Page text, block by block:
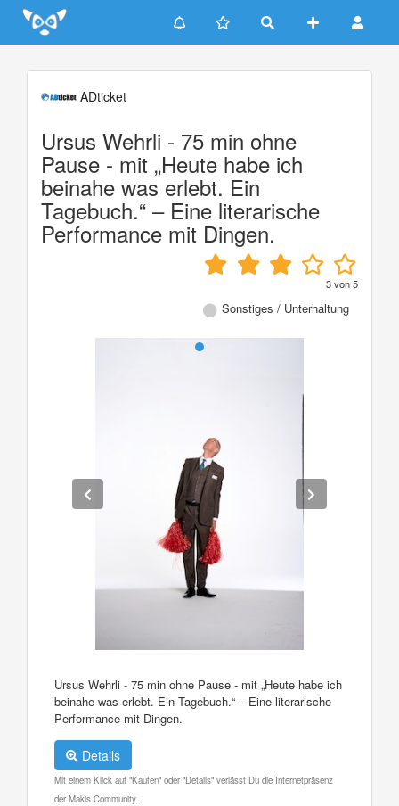
Update cookies preferences
ADticket
Ursus Wehrli - 75 min ohne
Pause - mit „Heute habe ich
beinahe was erlebt. Ein
Tagebuch.“ – Eine literarische
Performance mit Dingen.
3von5
Sonstiges / Unterhaltung
Ursus Wehrli - 75 min ohne Pause - mit „Heute habe ich
beinahe was erlebt. Ein Tagebuch.“ – Eine literarische
Performance mit Dingen.
Details
Mit einem Klick auf "Kaufen" oder "Details" verlässt Du die Internetpräsenz
der Makis Community.